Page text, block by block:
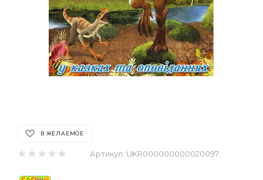
В ЖЕЛАЕМОЕ
Артикул: UKR000000000020097